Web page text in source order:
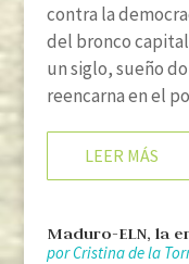
contra la
del bronco
un siglo, sueño
reencarna en el
LEER MÁS
Maduro-ELN, la
porCristina de la